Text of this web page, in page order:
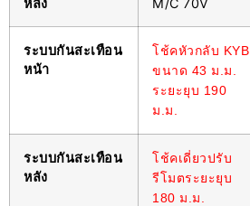
ระบบกันสะเทือน
หน้า
โช้คหัวกลับ KYB
ขนาด 43 ม.ม.
ระยะยุบ 190
ม.ม.
ระบบกันสะเทือน
หลัง
โช้คเดี่ยวปรับ
รีโมตระยะยุบ
180 ม.ม.